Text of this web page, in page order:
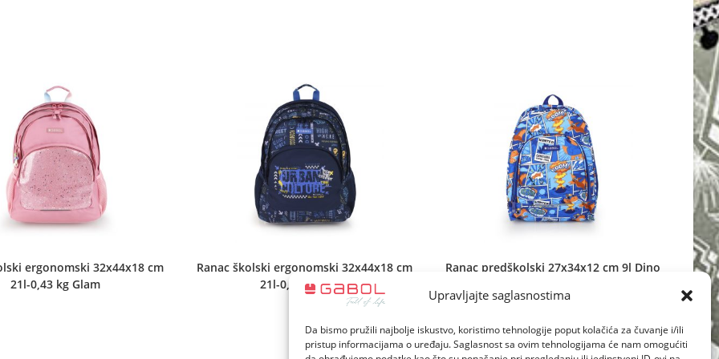
Upravljajte saglasnostima
Da bismo pružili najbolje iskustvo, koristimo tehnologije poput kolačića za čuvanje i/ili
pristup informacijama o uređaju. Saglasnost sa ovim tehnologijama će nam omogućiti
ergonomski 32x44x18 cm
21l-0,43 kg Glam
Ranac školski ergonomski 32x44x18 cm
21l-0,56 kg Skull
Ranac predškolski 27x34x12 cm 9l Dino